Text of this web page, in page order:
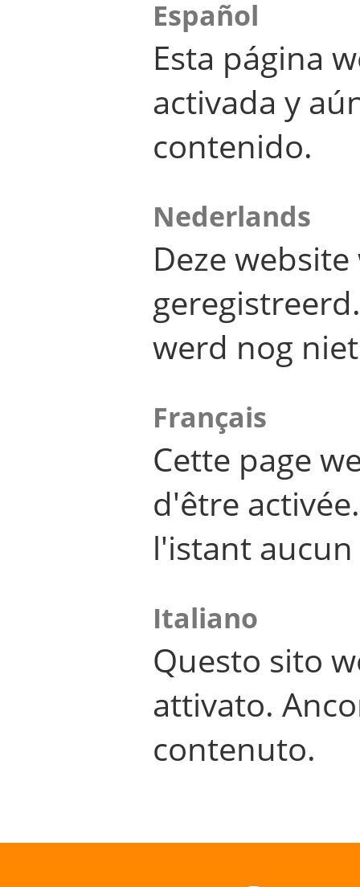
Español
Esta página
activada y
contenido.
Nederlands
Deze
werd nog
Français
Cette page
d'être
l'istant
Italiano
Questo sito
attivato.
contenuto.